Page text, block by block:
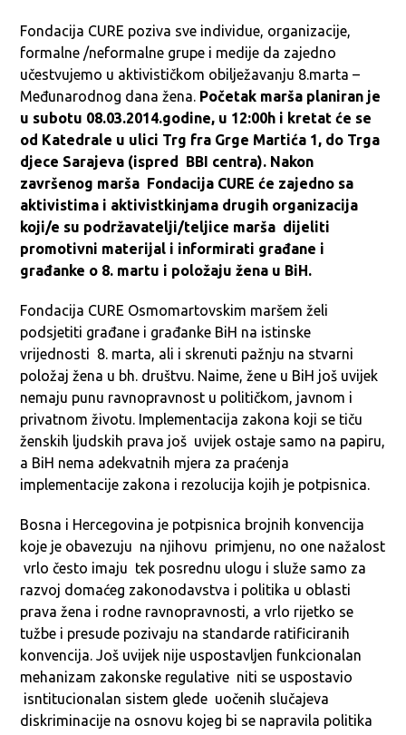
Fondacija CURE poziva sve individue, organizacije,
formalne /neformalne grupe i medije da zajedno
učestvujemo u aktivističkom obilježavanju 8.marta –
Međunarodnog dana žena. Početak marša planiran je
u subotu 08.03.2014.godine, u 12:00h i kretat će se
od Katedrale u ulici Trg fra Grge Martića 1, do Trga
djece Sarajeva (ispred BBI centra). Nakon
završenog marša Fondacija CURE će zajedno sa
aktivistima i aktivistkinjama drugih organizacija
koji/e su podržavatelji/teljice marša dijeliti
promotivni materijal i informirati građane i
građanke o 8. martu i položaju žena u BiH.
Fondacija CURE Osmomartovskim maršem želi
podsjetiti građane i građanke BiH na istinske
vrijednosti 8. marta, ali i skrenuti pažnju na stvarni
položaj žena u bh. društvu. Naime, žene u BiH još uvijek
nemaju punu ravnopravnost u političkom, javnom i
privatnom životu. Implementacija zakona koji se tiču
ženskih ljudskih prava još uvijek ostaje samo na papiru,
a BiH nema adekvatnih mjera za praćenja
implementacije zakona i rezolucija kojih je potpisnica.
Bosna i Hercegovina je potpisnica brojnih konvencija
koje je obavezuju na njihovu primjenu, no one nažalost
vrlo često imaju tek posrednu ulogu i služe samo za
razvoj domaćeg zakonodavstva i politika u oblasti
prava žena i rodne ravnopravnosti, a vrlo rijetko se
tužbe i presude pozivaju na standarde ratificiranih
konvencija. Još uvijek nije uspostavljen funkcionalan
mehanizam zakonske regulative niti se uspostavio
isntitucionalan sistem glede uočenih slučajeva
diskriminacije na osnovu kojeg bi se napravila politika